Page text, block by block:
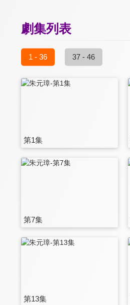
劇集列表
1 - 36 37 - 46
第1集
第7集
第13集